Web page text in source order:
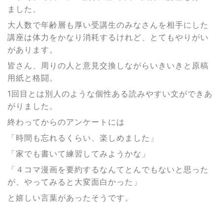
ました。
大人数で年齢層も厚い受講生のみなさんを相手にした
講座は体力をかなり消耗するけれど、とてもやりがい
があります。
皆さん、周りの人と意見交換しながらいきいきと原稿
用紙と格闘。
1回目とは別人のような個性ある読みやすい文ができあ
がりました。
終わってからのアンケートには
「時間も忘れるくらい、楽しめました」
「家でも書いて練習してみようかな」
「４コマ漫画を要約するなんてとんでもないと思った
が、やってみると大変面白かった」
と嬉しい言葉があったそうです。